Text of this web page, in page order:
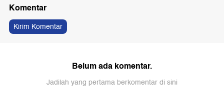
Komentar
Kirim Komentar
Belum ada komentar.
Jadilah yang pertama berkomentar di sini